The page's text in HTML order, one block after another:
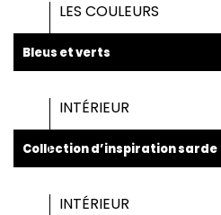
LES COULEURS
Bleus et verts
INTÉRIEUR
Collection d’inspiration sarde
INTÉRIEUR